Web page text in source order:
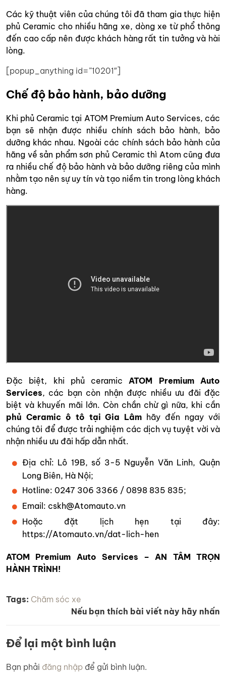
Các kỹ thuật viên của chúng tôi đã tham gia thực hiện
phủ Ceramic cho nhiều hãng xe, dòng xe từ phổ thông
đến cao cấp nên được khách hàng rất tin tưởng và hài
lòng.
[popup_anything id=”10201″]
Chế độ bảo hành, bảo dưỡng
Khi phủ Ceramic tại ATOM Premium Auto Services, các
bạn sẽ nhận được nhiều chính sách bảo hành, bảo
dưỡng khác nhau. Ngoài các chính sách bảo hành của
hãng về sản phẩm sơn phủ Ceramic thì Atom cũng đưa
ra nhiều chế độ bảo hành và bảo dưỡng riêng của mình
nhằm tạo nên sự uy tín và tạo niềm tin trong lòng khách
hàng.
Đặc biệt, khi phủ ceramicATOM Premium Auto
Services, các bạn còn nhận được nhiều ưu đãi đặc
biệt và khuyến mãi lớn. Còn chần chừ gì nữa, khi cần
phủ Ceramic ô tô tại Gia Lâm hãy đến ngay với
chúng tôi để được trải nghiệm các dịch vụ tuyệt vời và
nhận nhiều ưu đãi hấp dẫn nhất.
Địa chỉ: Lô 19B, số 3-5 Nguyễn Văn Linh, Quận
Long Biên, Hà Nội;
Hotline: 0247 306 3366 / 0898 835 835;
Email: cskh@Atomauto.vn
Hoặc đặt lịch hẹn tại đây:
https://Atomauto.vn/dat-lich-hen
ATOM Premium Auto Services – AN TÂM TRỌN
HÀNH TRÌNH!
Tags: Chăm sóc xe
Nếu bạn thích bài viết này hãy nhấn
Để lại một bình luận
Bạn phải đăng nhập để gửi bình luận.